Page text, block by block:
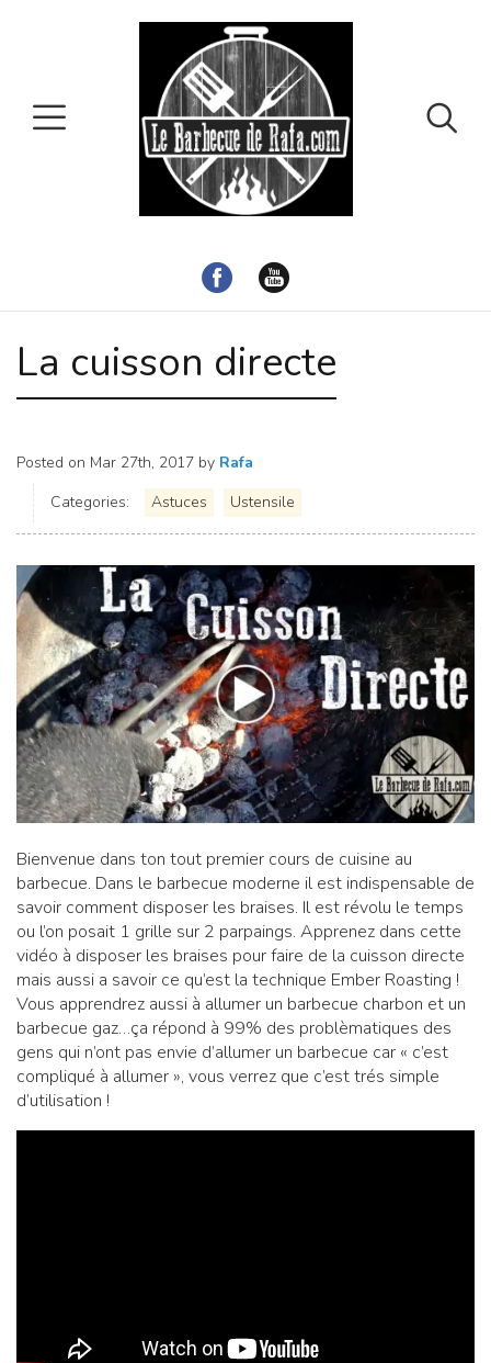
La cuisson directe
Posted on Mar 27th, 2017 by Rafa
Categories:
Astuces Ustensile
Bienvenue dans ton tout premier cours de cuisine au
barbecue. Dans le barbecue moderne il est indispensable de
savoir comment disposer les braises. Il est révolu le temps
ou l’on posait 1 grille sur 2 parpaings. Apprenez dans cette
vidéo à disposer les braises pour faire de la cuisson directe
mais aussi a savoir ce qu’est la technique Ember Roasting !
Vous apprendrez aussi à allumer un barbecue charbon et un
barbecue gaz…ça répond à 99% des problèmatiques des
gens qui n’ont pas envie d’allumer un barbecue car « c’est
compliqué à allumer », vous verrez que c’est trés simple
d’utilisation !